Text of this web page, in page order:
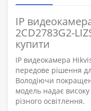
IP
2CD2783G2-
купити
IP видеокамера
передове рішення
Володіючи
модель надає
різного освітлення.